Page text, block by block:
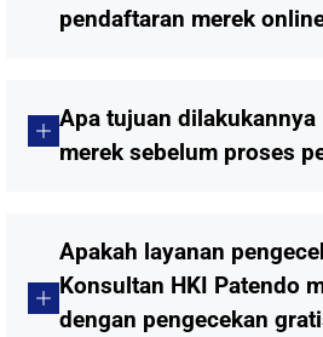
pendaftaran merek
Apa tujuan dilakukannya
merek sebelum proses
Apakah layanan
Konsultan HKI Patendo
dengan pengecekan